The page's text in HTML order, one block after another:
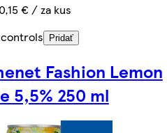
€ / za kus
Pridať
Fashion Lemon
5,5% 250 ml